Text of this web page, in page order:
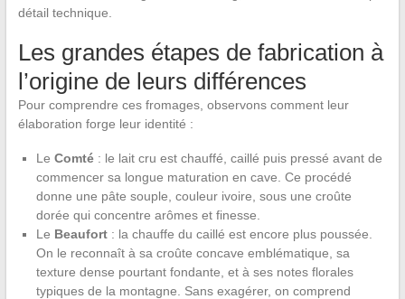
détail technique.
Les grandes étapes de fabrication à
l’origine de leurs différences
Pour comprendre ces fromages, observons comment leur
élaboration forge leur identité :
Le Comté: le lait cru est chauffé, caillé puis pressé avant de
commencer sa longue maturation en cave. Ce procédé
donne une pâte souple, couleur ivoire, sous une croûte
dorée qui concentre arômes et finesse.
Le Beaufort: la chauffe du caillé est encore plus poussée.
On le reconnaît à sa croûte concave emblématique, sa
texture dense pourtant fondante, et à ses notes florales
typiques de la montagne. Sans exagérer, on comprend